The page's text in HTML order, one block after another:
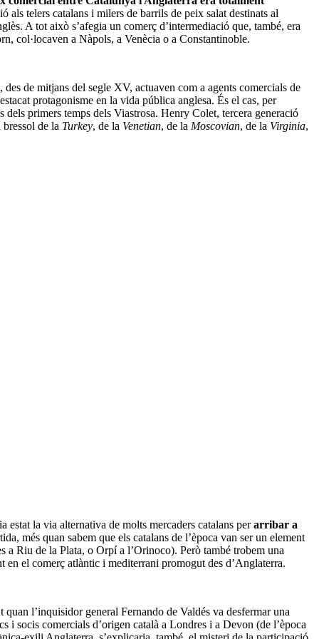
als telers catalans i milers de barrils de peix salat destinats al
A tot això s’afegia un comerç d’intermediació que, també, era
col·locaven a Nàpols, a Venècia o a Constantinoble.
de mitjans del segle XV, actuaven com a agents comercials de
protagonisme en la vida pública anglesa. És el cas, per
primers temps dels Viastrosa. Henry Colet, tercera generació
de la Turkey, de la Venetian, de la Moscovian, de la Virginia,
la via alternativa de molts mercaders catalans perarribar a
més quan sabem que els catalans de l’època van ser un element
Riu de la Plata, o Orpí a l’Orinoco). Però també trobem una
el comerç atlàntic i mediterrani promogut des d’Anglaterra.
l’inquisidor general Fernando de Valdés va desfermar una
i socis comercials d’origen català a Londres i a Devon (de l’època